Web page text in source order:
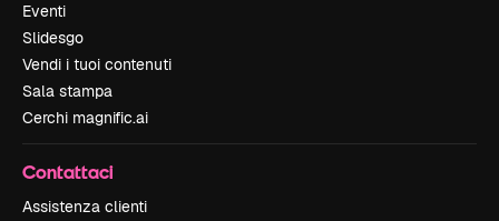
Eventi
Slidesgo
Vendi i tuoi contenuti
Sala stampa
Cerchi magnific.ai
Contattaci
Assistenza clienti